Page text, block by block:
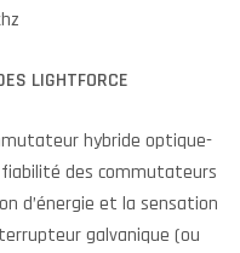
LIGHTFORCE
hybride optique-
des commutateurs
d’énergie et la sensation
galvanique (ou